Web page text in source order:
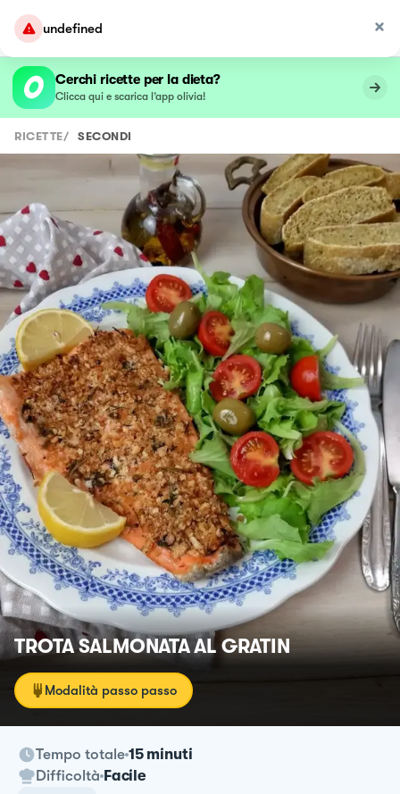
undefined
Cerchi ricette per la dieta?
Clicca qui e scarica l’app olivia!
RICETTE/ SECONDI
TROTA SALMONATA AL GRATIN
Modalità passo passo
Tempo totale 15 minuti
Difficoltà Facile